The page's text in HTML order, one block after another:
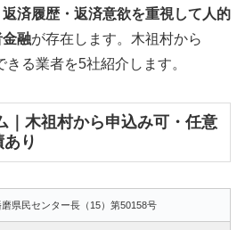
済履歴・返済意欲を重視して人的
融が存在します。木祖村から
る業者を5社紹介します。
木祖村から申込み可・任意
り
県民センター長（15）第50158号